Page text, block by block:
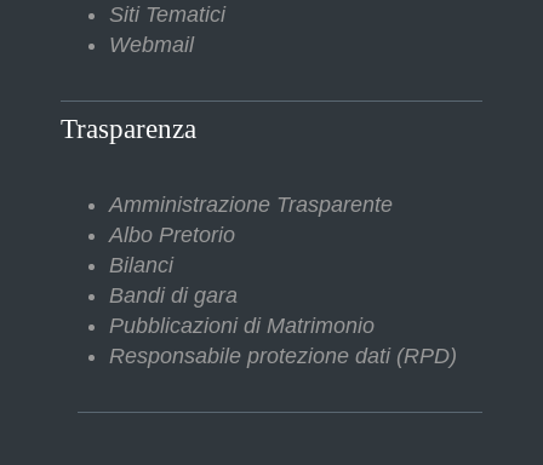
Siti Tematici
Webmail
Trasparenza
Amministrazione Trasparente
Albo Pretorio
Bilanci
Bandi di gara
Pubblicazioni di Matrimonio
Responsabile protezione dati (RPD)